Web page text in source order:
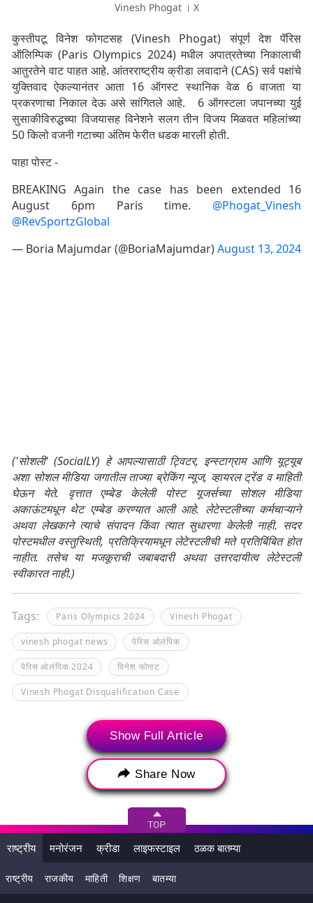
Vinesh Phogat । X
कुस्तीपटू विनेश फोगटसह (Vinesh Phogat) संपूर्ण देश पॅरिस
ऑलिम्पिक (Paris Olympics 2024) मधील अपात्रतेच्या निकालाची
आतुरतेने वाट पाहत आहे. आंतरराष्ट्रीय क्रीडा लवादाने (CAS) सर्व पक्षांचे
युक्तिवाद ऐकल्यानंतर आता 16 ऑगस्ट स्थानिक वेळ 6 वाजता या
प्रकरणाचा निकाल देऊ असे सांगितले आहे. 6 ऑगस्टला जपानच्या युई
सुसाकीविरुद्धच्या विजयासह विनेशने सलग तीन विजय मिळवत महिलांच्या
50 किलो वजनी गटाच्या अंतिम फेरीत धडक मारली होती.
पाहा पोस्ट -
BREAKING Again the case has been extended 16
August 6pm Paris time. @Phogat_Vinesh
@RevSportzGlobal
— Boria Majumdar (@BoriaMajumdar)August 13, 2024
('सोशली' (SocialLY) हे आपल्यासाठी ट्विटर, इन्स्टाग्राम आणि यूट्यूब
अशा सोशल मीडिया जगातील ताज्या ब्रेकिंग न्यूज, व्हायरल ट्रेंड व माहिती
घेऊन येते. वृत्तात एम्बेड केलेली पोस्ट यूजर्सच्या सोशल मीडिया
अकाऊंटमधून थेट एम्बेड करण्यात आली आहे. लेटेस्टलीच्या कर्मचाऱ्याने
अथवा लेखकाने त्याचे संपादन किंवा त्यात सुधारणा केलेली नाही. सदर
पोस्टमधील वस्तुस्थिती, प्रतिक्रियामधून लेटेस्टलीची मते प्रतिबिंबित होत
नाहीत. तसेच या मजकूराची जबाबदारी अथवा उत्तरदायीत्व लेटेस्टली
स्वीकारत नाही.)
Tags: Paris Olympics 2024 Vinesh Phogat
vinesh phogat news पेरिस ओलंपिक
पेरिस ओलंपिक 2024 विनेश फोगाट
Vinesh Phogat Disqualification Case
Show Full Article
Share Now
राष्ट्रीय मनोरंजन क्रीडा लाइफस्टाइल ठळक बातम्या
राष्ट्रीय राजकीय माहिती शिक्षण बातम्या